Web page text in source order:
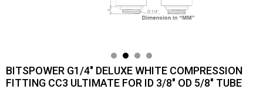
BITSPOWER G1/4" DELUXE WHITE COMPRESSION
FITTING CC3 ULTIMATE FOR ID 3/8" OD 5/8" TUBE